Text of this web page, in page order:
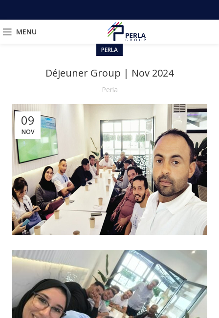
MENU
PERLA
Déjeuner Group | Nov 2024
Perla
09
NOV